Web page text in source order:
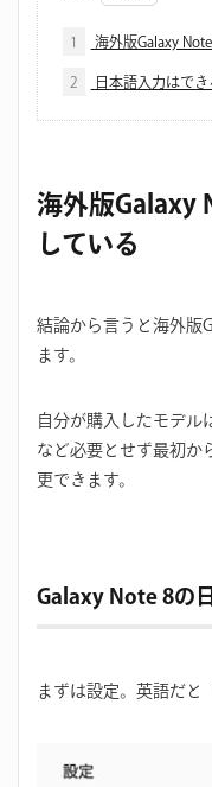
1 海外版Galaxy
2 日本語入力はでき
海外版Galaxy
している
結論から言うと海外版
ます。
自分が購入したモデル
など必要とせず最初か
更できます。
Galaxy Note 8の
まずは設定。英語だと